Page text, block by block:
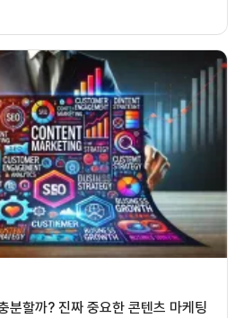
분할까? 진짜 중요한 콘텐츠 마케팅